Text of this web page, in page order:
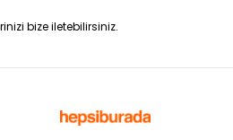
bize iletebilirsiniz.